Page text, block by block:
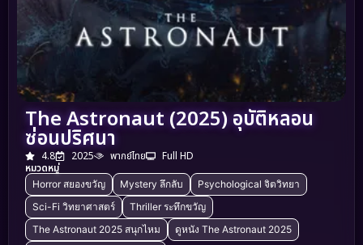
The Astronaut (2025) อุบัติหลอน
ซ่อนปริศนา
4.8 2025 พากย์ไทย
Full HD
หมวดหมู่
Horror สยองขวัญ Mystery ลึกลับ
Psychological จิตวิทยา
Sci-Fi วิทยาศาสตร์
Thriller ระทึกขวัญ
The Astronaut 2025 สนุกไหม
ดูหนัง The Astronaut 2025